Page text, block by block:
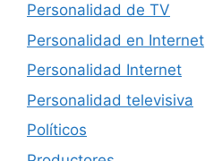
Personalidad de TV
Personalidad en Internet
Personalidad Internet
Personalidad televisiva
Políticos